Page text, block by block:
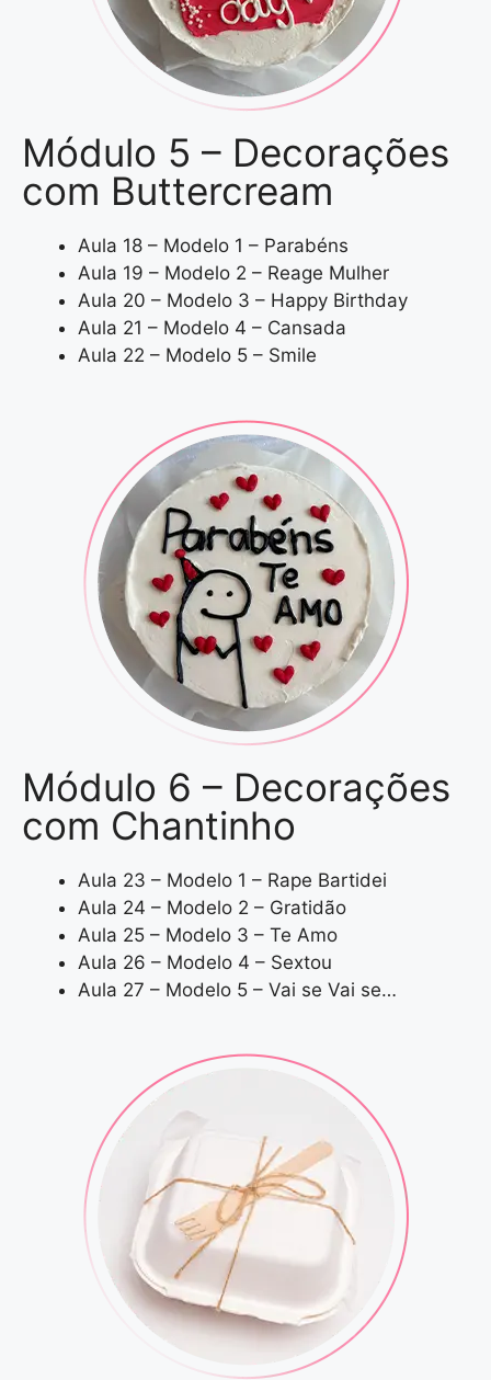
Módulo 5 – Decorações
com Buttercream
Aula 18 – Modelo 1 – Parabéns
Aula 19 – Modelo 2 – Reage Mulher
Aula 20 – Modelo 3 – Happy Birthday
Aula 21 – Modelo 4 – Cansada
Aula 22 – Modelo 5 – Smile
Módulo 6 – Decorações
com Chantinho
Aula 23 – Modelo 1 – Rape Bartidei
Aula 24 – Modelo 2 – Gratidão
Aula 25 – Modelo 3 – Te Amo
Aula 26 – Modelo 4 – Sextou
Aula 27 – Modelo 5 – Vai se Vai se…